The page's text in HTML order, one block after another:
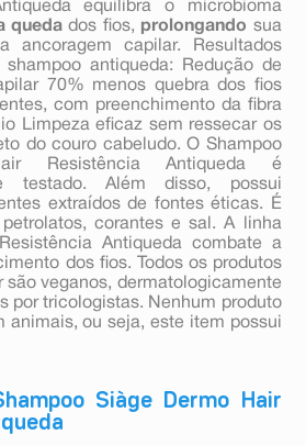
equilibra o microbioma
queda dos fios, prolongando sua
ancoragem capilar. Resultados
shampoo antiqueda: Redução de
70% menos quebra dos fios
com preenchimento da fibra
Limpeza eficaz sem ressecar os
do couro cabeludo. O Shampoo
Resistência Antiqueda é
testado. Além disso, possui
extraídos de fontes éticas. É
petrolatos, corantes e sal. A linha
Antiqueda combate a
dos fios. Todos os produtos
são veganos, dermatologicamente
por tricologistas. Nenhum produto
animais, ou seja, este item possui
Siàge Dermo Hair